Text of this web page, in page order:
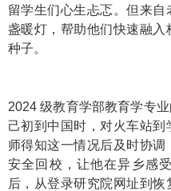
留学生们心生忐忑。但来
盏暖灯，帮助他们快速融
种子。
2024 级教育学部教育学专
己初到中国时，对火车站
师得知这一情况后及时协
安全回校，让他在异乡感
后，从登录研究院网址到